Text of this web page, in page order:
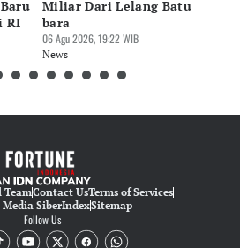
RI
Miliar Dari Lelang Batu
bara
06 Agu 2026, 19:22 WIB
News
Contact UsTerms of Services
SiberIndexSitemap
Follow Us